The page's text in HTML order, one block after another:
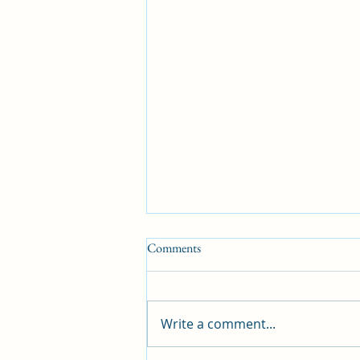
Comments
Write a comment...